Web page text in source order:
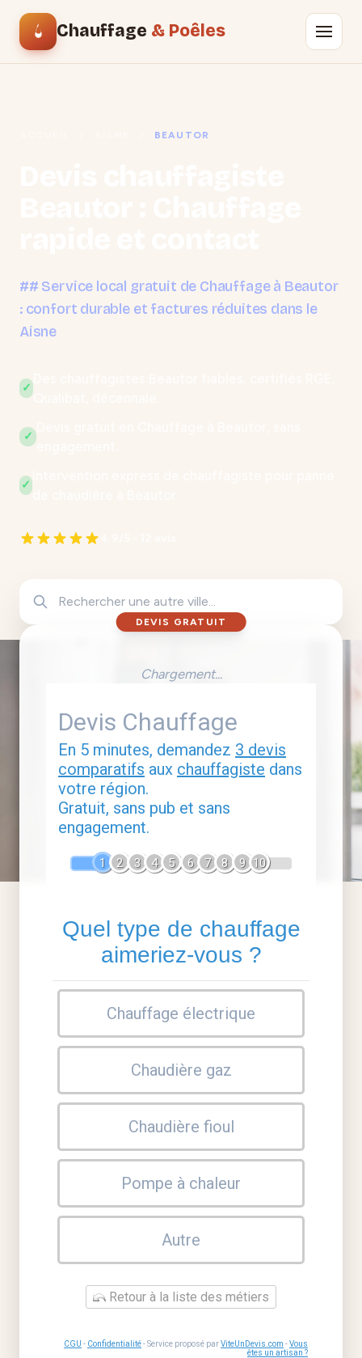
Chauffage & Poêles
BEAUTOR
## Service local gratuit de Chauffage à Beautor
: confort durable et factures réduites dans le
Aisne
✓
✓
✓
DEVIS GRATUIT
Chargement...
Devis Chauffage
En 5 minutes, demandez 3 devis
comparatifs aux chauffagiste dans
votre région.
Gratuit, sans pub et sans
engagement.
1 2 3 4 5 6 7 8 9 10
Quel type de chauffage
aimeriez-vous ?
Chauffage électrique
Chaudière gaz
Chaudière fioul
Pompe à chaleur
Autre
Retour à la liste des métiers
CGU - Confidentialité- Service proposé parViteUnDevis.com -Vous
êtes un artisan ?